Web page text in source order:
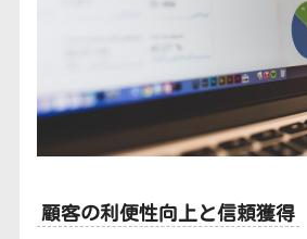
顧客の利便性向上と信頼獲得